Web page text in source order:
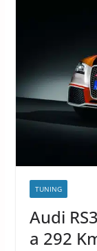
TUNING
Audi
a 292